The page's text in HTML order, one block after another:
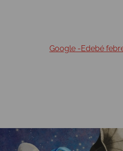
Google -Edebé